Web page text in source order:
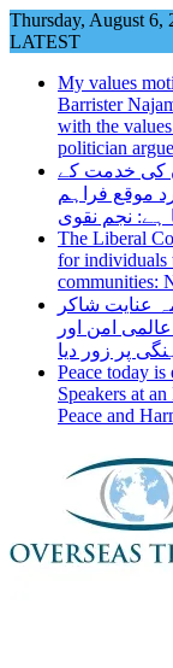
Skip
to
Thursday, August 6,
LATEST
My values
Barrister
with the
politician
برادریوں کی خدمت کے
موقع فراہم
ہے: نجم نقوی
The Liberal
for individuals
communities:
عنایت شاکر
امن اور
پر زور دیا
Peace today
Speakers at
Peace and